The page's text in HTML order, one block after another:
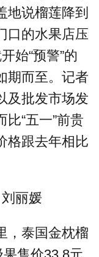
地说榴莲降到
口的水果店压
始“预警”的
期而至。记者
及批发市场发
“五一”前贵
格跟去年相比
丽媛
，泰国金枕榴